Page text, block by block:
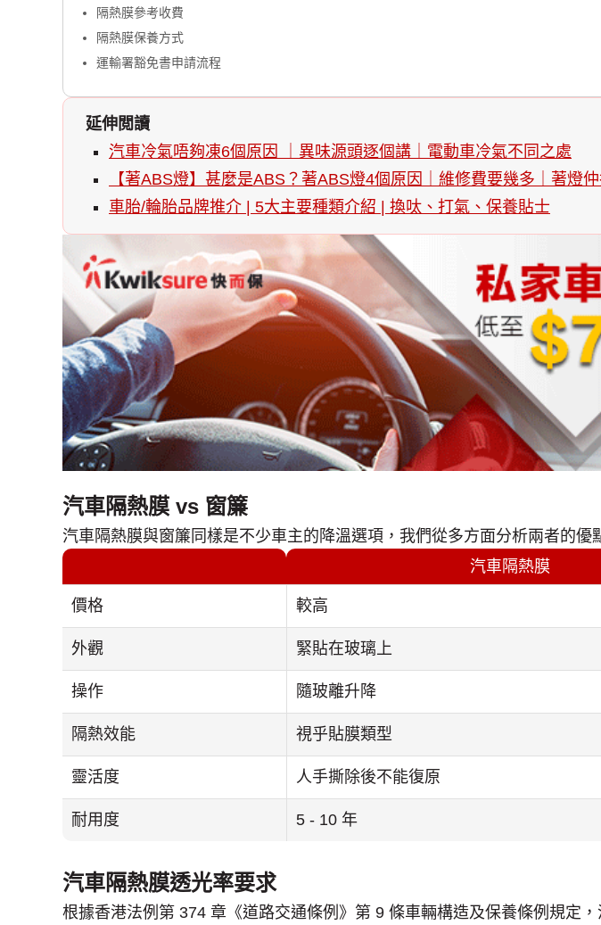
隔熱膜參考收費
隔熱膜保養方式
運輸署豁免書申請流程
延伸閲讀
汽車冷氣唔夠凍6個原因 ｜異味源頭逐個講｜電動車冷氣不同之處
【著ABS燈】甚麼是ABS？著ABS燈4個原因｜維修費要幾多｜著燈
車胎/輪胎品牌推介 | 5大主要種類介紹 | 換呔、打氣、保養貼士
汽車隔熱膜 vs 窗簾
汽車隔熱膜與窗簾同樣是不少車主的降溫選項，我們從多方面分析兩者的優
汽車隔熱膜
價格 較高
外觀 緊貼在玻璃上
操作 隨玻離升降
隔熱效能 視乎貼膜類型
靈活度 人手撕除後不能復原
耐用度 5 - 10 年
汽車隔熱膜透光率要求
根據香港法例第 374 章《道路交通條例》第 9 條車輛構造及保養條例規定